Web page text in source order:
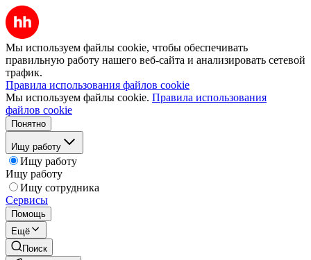
Мы используем файлы cookie, чтобы обеспечивать
правильную работу нашего веб-сайта и анализировать сетевой
трафик.
Правила использования файлов cookie
Мы используем файлы cookie. Правила использования
файлов cookie
Понятно
Ищу работу
Ищу работу
Ищу работу
Ищу сотрудника
Сервисы
Помощь
Ещё
Поиск